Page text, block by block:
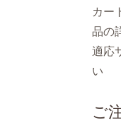
カー
品の
適応
い
ご